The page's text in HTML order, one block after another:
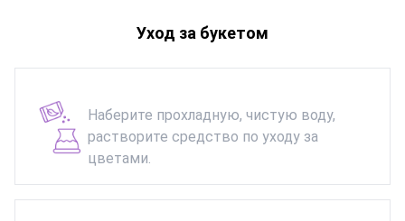
Уход за букетом
Наберите прохладную, чистую воду,
растворите средство по уходу за
цветами.